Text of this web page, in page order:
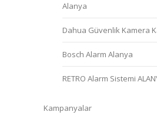
Alanya
Dahua Güvenlik Kamera
Bosch Alarm Alanya
RETRO Alarm Sistemi
Kampanyalar